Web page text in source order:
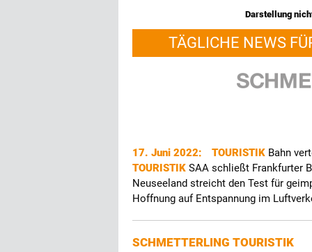
Darstellung
TÄGLICHE NEWS
17. Juni 2022: TOURISTIK Bahn
TOURISTIK SAA schließt Frankfurter
Neuseeland streicht den Test für
Hoffnung auf Entspannung im
SCHMETTERLING TOURISTIK